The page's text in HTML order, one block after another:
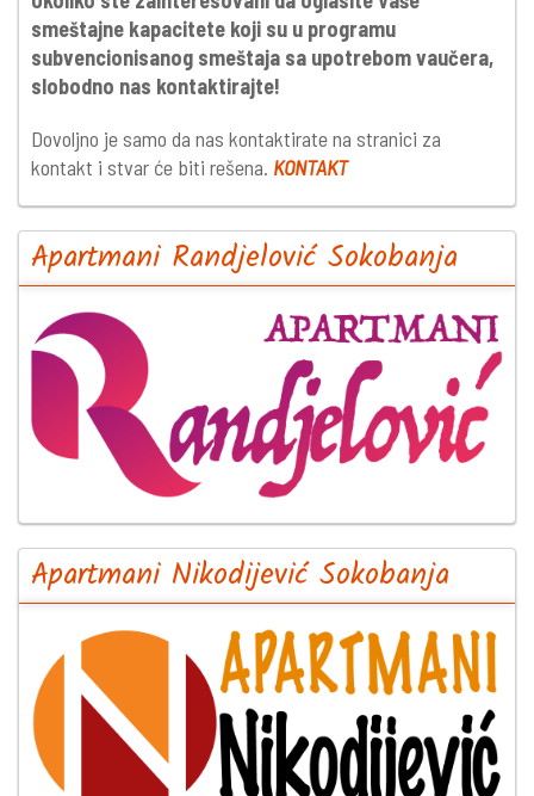
smeštajne kapacitete koji su u programu
subvencionisanog smeštaja sa upotrebom vaučera,
slobodno nas kontaktirajte!
Dovoljno je samo da nas kontaktirate na stranici za
kontakt i stvar će biti rešena. KONTAKT
Apartmani Randjelović Sokobanja
Apartmani Nikodijević Sokobanja